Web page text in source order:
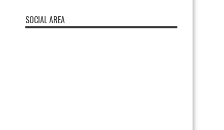
SOCIAL AREA